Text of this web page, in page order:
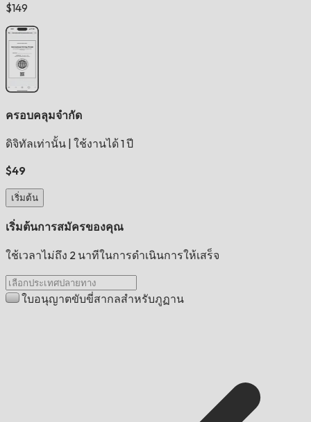
$149
ครอบคลุมจำกัด
ดิจิทัลเท่านั้น ใช้งานได้ 1 ปี
$49
เริ่มต้น
เริ่มต้นการสมัครของคุณ
ใช้เวลาไม่ถึง 2 นาทีในการดำเนินการให้เสร็จ
ใบอนุญาตขับขี่สากลสำหรับภูฏาน